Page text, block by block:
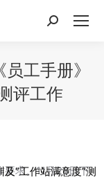
搜
工手册》
评工作
“工作站满意度”测
要求。11月28日下